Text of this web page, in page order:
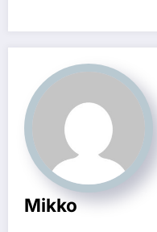
Mikko